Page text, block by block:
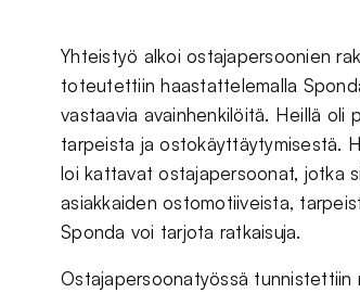
Yhteistyö alkoi ostajapersoonien
toteutettiin haastattelemalla
vastaavia avainhenkilöitä. Heillä oli
tarpeista ja ostokäyttäytymisestä.
loi kattavat ostajapersoonat, jotka
asiakkaiden ostomotiiveista,
Sponda voi tarjota ratkaisuja.
Ostajapersoonatyössä tunnistettiin